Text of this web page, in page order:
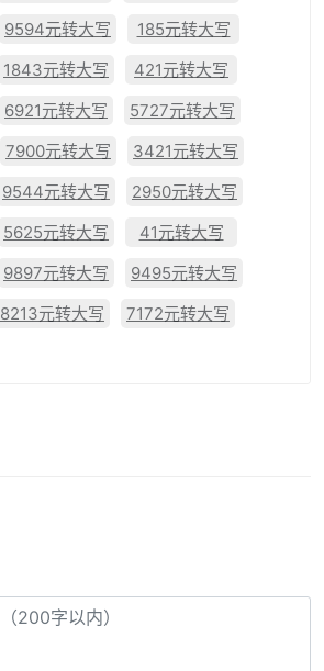
9594元转大写
185元转大写
1843元转大写
421元转大写
6921元转大写
5727元转大写
7900元转大写
3421元转大写
9544元转大写
2950元转大写
5625元转大写
41元转大写
9897元转大写
9495元转大写
8213元转大写
7172元转大写